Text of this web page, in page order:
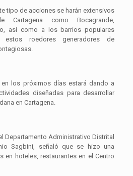
tipo de acciones se harán extensivos
como Bocagrande,
así como a los barrios populares
roedores generadores de
los próximos días estará dando a
diseñadas para desarrollar
en Cartagena.
Departamento Administrativo Distrital
Sagbini, señaló que se hizo una
en hoteles, restaurantes en el Centro